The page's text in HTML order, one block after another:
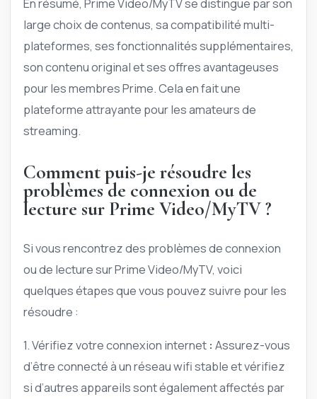
large choix de contenus, sa compatibilité multi-
plateformes, ses fonctionnalités supplémentaires,
son contenu original et ses offres avantageuses
pour les membres Prime. Cela en fait une
plateforme attrayante pour les amateurs de
streaming.
Comment puis-je résoudre les
problèmes de connexion ou de
lecture sur Prime Video/MyTV ?
Si vous rencontrez des problèmes de connexion
ou de lecture sur Prime Video/MyTV, voici
quelques étapes que vous pouvez suivre pour les
résoudre :
1. Vérifiez votre connexion internet : Assurez-vous
d’être connecté à un réseau wifi stable et vérifiez
si d’autres appareils sont également affectés par